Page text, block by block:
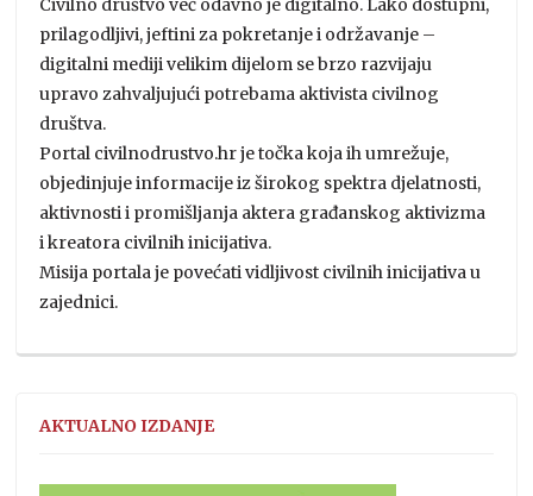
Civilno društvo već odavno je digitalno. Lako dostupni,
prilagodljivi, jeftini za pokretanje i održavanje –
digitalni mediji velikim dijelom se brzo razvijaju
upravo zahvaljujući potrebama aktivista civilnog
društva.
Portal civilnodrustvo.hr je točka koja ih umrežuje,
objedinjuje informacije iz širokog spektra djelatnosti,
aktivnosti i promišljanja aktera građanskog aktivizma
i kreatora civilnih inicijativa.
Misija portala je povećati vidljivost civilnih inicijativa u
zajednici.
AKTUALNO IZDANJE